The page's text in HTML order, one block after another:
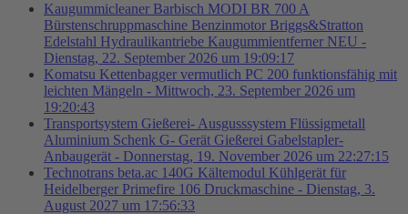
Kaugummicleaner Barbisch MODI BR 700 A
Bürstenschruppmaschine Benzinmotor Briggs&Stratton
Edelstahl Hydraulikantriebe Kaugummientferner NEU -
Dienstag, 22. September 2026 um 19:09:17
Komatsu Kettenbagger vermutlich PC 200 funktionsfähig mit
leichten Mängeln - Mittwoch, 23. September 2026 um
19:20:43
Transportsystem Gießerei- Ausgusssystem Flüssigmetall
Aluminium Schenk G- Gerät Gießerei Gabelstapler-
Anbaugerät - Donnerstag, 19. November 2026 um 22:27:15
Technotrans beta.ac 140G Kältemodul Kühlgerät für
Heidelberger Primefire 106 Druckmaschine - Dienstag, 3.
August 2027 um 17:56:33